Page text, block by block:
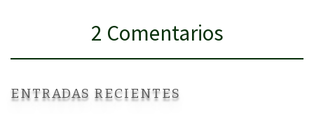
2 Comentarios
ENTRADAS RECIENTES